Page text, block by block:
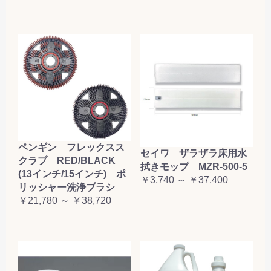
ペンギン フレックスス
クラブ RED/BLACK
(13インチ/15インチ) ポ
リッシャー洗浄ブラシ
￥21,780 ～ ￥38,720
セイワ ザラザラ床用水
拭きモップ MZR-500-5
￥3,740 ～ ￥37,400